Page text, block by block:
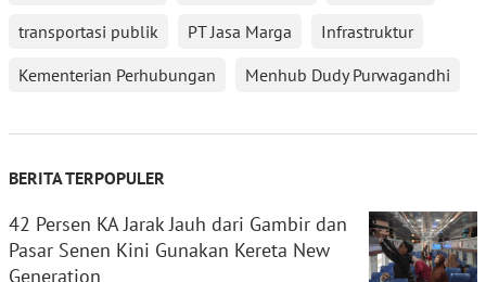
transportasi publik
PT Jasa Marga
Infrastruktur
Kementerian Perhubungan
Menhub Dudy Purwagandhi
BERITA TERPOPULER
42 Persen KA Jarak Jauh dari Gambir dan
Pasar Senen Kini Gunakan Kereta New
Generation